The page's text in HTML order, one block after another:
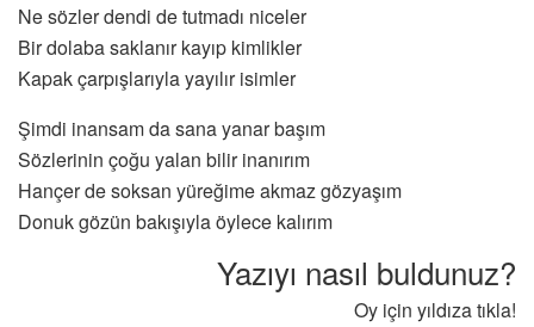
Ne sözler dendi de tutmadı niceler
Bir dolaba saklanır kayıp kimlikler
Kapak çarpışlarıyla yayılır isimler
Şimdi inansam da sana yanar başım
Sözlerinin çoğu yalan bilir inanırım
Hançer de soksan yüreğime akmaz gözyaşım
Donuk gözün bakışıyla öylece kalırım
Yazıyı nasıl buldunuz?
Oy için yıldıza tıkla!